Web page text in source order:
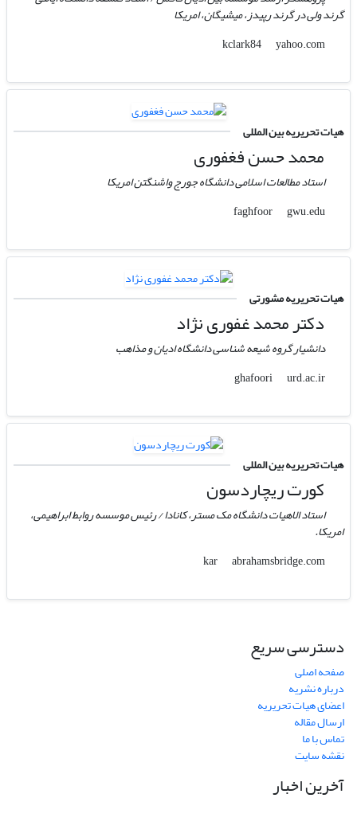
گرند ولی در گرند رپیدز، میشیگان، امریکا
kclark84
yahoo.com
هیات تحریریه بین المللی
محمد حسن فغفوری
استاد مطالعات اسلامی دانشگاه جورج واشنگتن امریکا
faghfoor
gwu.edu
هیات تحریریه مشورتی
دکتر محمد غفوری نژاد
دانشیار گروه شیعه شناسی دانشگاه ادیان و مذاهب
ghafoori
urd.ac.ir
هیات تحریریه بین المللی
کورت ریچاردسون
استاد الاهیات دانشگاه مک مستر، کانادا / رئیس موسسه روابط ابراهیمی،
امریکا.
kar
abrahamsbridge.com
دسترسی سریع
صفحه اصلی
درباره نشریه
اعضای هیات تحریریه
ارسال مقاله
تماس با ما
نقشه سایت
آخرین اخبار